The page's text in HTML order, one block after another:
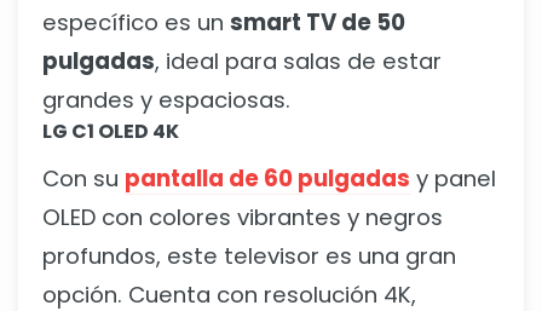
específico es un smart TV de 50
pulgadas, ideal para salas de estar
grandes y espaciosas.
LG C1 OLED 4K
Con su pantalla de 60 pulgadas y panel
OLED con colores vibrantes y negros
profundos, este televisor es una gran
opción. Cuenta con resolución 4K,